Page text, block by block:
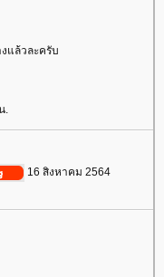
แล้วละครับ
.
16 สิงหาคม 2564